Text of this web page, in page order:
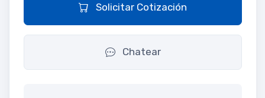
Solicitar Cotización
Chatear